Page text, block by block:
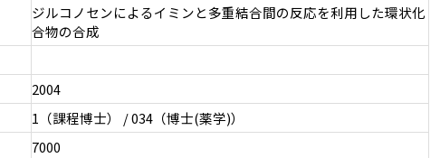
ジルコノセンによるイミンと多重結合間の反応を利用した環状化
合物の合成
2004
1（課程博士） / 034（博士(薬学)）
7000